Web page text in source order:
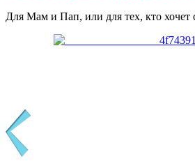
Для Мам и Пап, или для тех, кто хочет